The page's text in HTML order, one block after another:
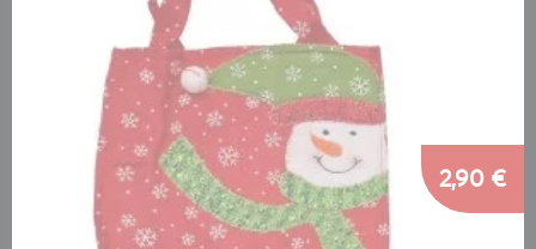
2,90 €